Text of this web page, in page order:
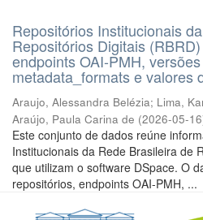
Repositórios Institucionais
Repositórios Digitais
endpoints OAI-PMH,
metadata_formats e valores
Araujo, Alessandra Belézia; Lima,
Araújo, Paula Carina de (2026-05-16
Este conjunto de dados reúne
Institucionais da Rede Brasileira de
que utilizam o software DSpace. O
repositórios, endpoints OAI-PMH, ...